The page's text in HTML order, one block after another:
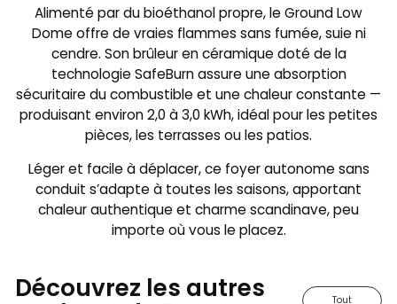
Alimenté par du bioéthanol propre, le Ground Low
Dome offre de vraies flammes sans fumée, suie ni
cendre. Son brûleur en céramique doté de la
technologie SafeBurn assure une absorption
sécuritaire du combustible et une chaleur constante —
produisant environ 2,0 à 3,0 kWh, idéal pour les petites
pièces, les terrasses ou les patios.
Léger et facile à déplacer, ce foyer autonome sans
conduit s’adapte à toutes les saisons, apportant
chaleur authentique et charme scandinave, peu
importe où vous le placez.
Découvrez les autres Tout